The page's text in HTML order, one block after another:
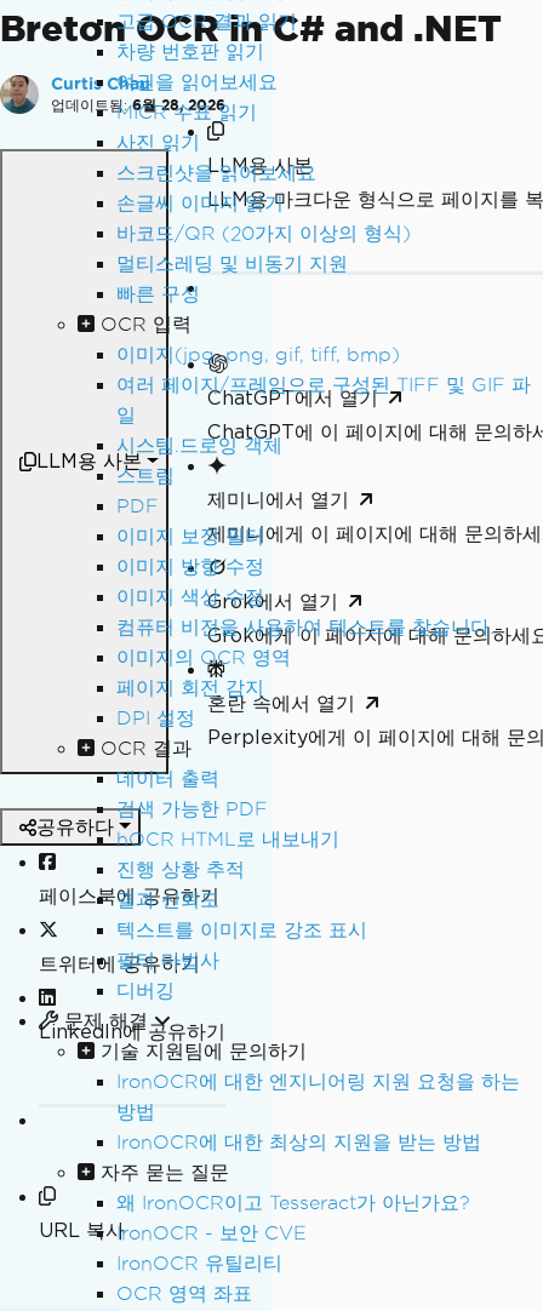
고급 OCR 결과 읽기
차량 번호판 읽기
여권을 읽어보세요
MICR 수표 읽기
사진 읽기
스크린샷을 읽어보세요
손글씨 이미지 읽기
바코드/QR (20가지 이상의 형식)
멀티스레딩 및 비동기 지원
빠른 구성
OCR 입력
이미지(jpg, png, gif, tiff, bmp)
여러 페이지/프레임으로 구성된 TIFF 및 GIF 파
일
시스템.드로잉 객체
스트림
PDF
이미지 보정 필터
이미지 방향 수정
이미지 색상 수정
컴퓨터 비전을 사용하여 텍스트를 찾습니다.
이미지의 OCR 영역
페이지 회전 감지
DPI 설정
OCR 결과
데이터 출력
검색 가능한 PDF
hOCR HTML로 내보내기
진행 상황 추적
결과 신뢰도
텍스트를 이미지로 강조 표시
필터 마법사
디버깅
문제 해결
기술 지원팀에 문의하기
IronOCR에 대한 엔지니어링 지원 요청을 하는
방법
IronOCR에 대한 최상의 지원을 받는 방법
자주 묻는 질문
왜 IronOCR이고 Tesseract가 아닌가요?
IronOCR - 보안 CVE
IronOCR 유틸리티
OCR 영역 좌표
Breton OCR in C# and .NET
Curtis Chau
업데이트됨: 6월 28, 2026
LLM용 사본
LLM용 사본
LLM용 마크다운 형식으로 페이지를
ChatGPT에서 열기
ChatGPT에 이 페이지에 대해 문의하
제미니에서 열기
제미니에게 이 페이지에 대해 문의하
Grok에서 열기
Grok에게 이 페이지에 대해 문의하세
혼란 속에서 열기
Perplexity에게 이 페이지에 대해 문
공유하다
페이스북에 공유하기
트위터에 공유하기
LinkedIn에 공유하기
URL 복사